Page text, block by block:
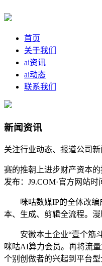
首页
关于我们
ai资讯
ai动态
联系我们
新闻资讯
关注行业动态、报道公司新
赛的推朝上进步财产资本
发布：J9.COM·官方网站时
咪咕数媒IP的全体改编成
本、生成、剪辑全流程。
安徽本土企业“壹个筋斗
咪咕AI算力会员。再将流
个别创做者的兴起到平台